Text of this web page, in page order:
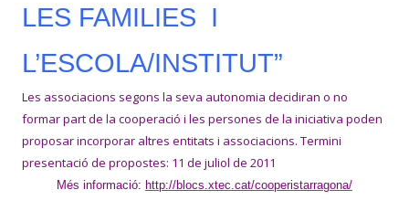
LES FAMILIES I
L’ESCOLA/INSTITUT”
Les associacions segons la seva autonomia decidiran o no
formar part de la cooperació i les persones de la iniciativa poden
proposar incorporar altres entitats i associacions. Termini
presentació de propostes: 11 de juliol de 2011
Més informació: http://blocs.xtec.cat/cooperistarragona/